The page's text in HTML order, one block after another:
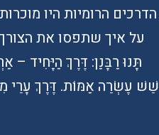
הדרכים הרומיות היו
על איך שתפסו את
תָּנוּ רַבָּנַן: דֶּרֶךְ הַיָּחִיד –
שֵׁשׁ עֶשְׂרֵה אַמּוֹת. דֶּרֶךְ עָרֵי